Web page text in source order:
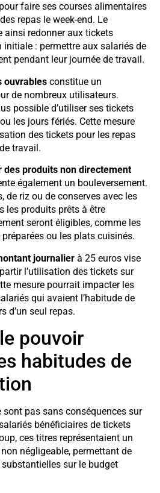
faire ses courses alimentaires
repas le week-end. Le
ainsi redonner aux tickets
: permettre aux salariés de
pendant leur journée de travail.
ouvrables constitue un
de nombreux utilisateurs.
possible d’utiliser ses tickets
les jours fériés. Cette mesure
des tickets pour les repas
travail.
des produits non directement
également un bouleversement.
de riz ou de conserves avec les
les produits prêts à être
seront éligibles, comme les
ou les plats cuisinés.
journalier à 25 euros vise
l’utilisation des tickets sur
mesure pourrait impacter les
qui avaient l’habitude de
d’un seul repas.
pouvoir
habitudes de
sont pas sans conséquences sur
bénéficiaires de tickets
ces titres représentaient un
négligeable, permettant de
sur le budget